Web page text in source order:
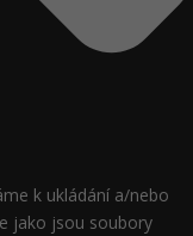
k ukládání a/nebo
jako jsou soubory